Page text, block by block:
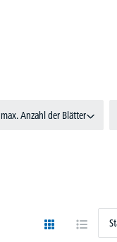
max. Anzahl der Blätter